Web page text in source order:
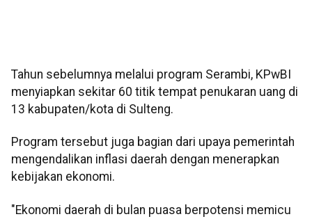
Tahun sebelumnya melalui program Serambi, KPwBI
menyiapkan sekitar 60 titik tempat penukaran uang di
13 kabupaten/kota di Sulteng.
Program tersebut juga bagian dari upaya pemerintah
mengendalikan inflasi daerah dengan menerapkan
kebijakan ekonomi.
"Ekonomi daerah di bulan puasa berpotensi memicu